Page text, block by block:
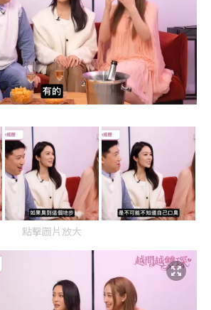
點擊圖片放大